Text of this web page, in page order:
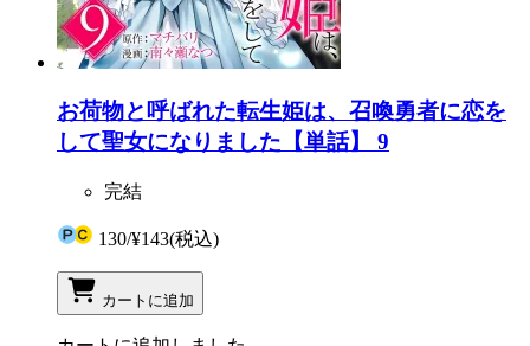
お荷物と呼ばれた転生姫は、召喚勇者に恋を
して聖女になりました【単話】 9
完結
130/¥143(税込)
カートに追加